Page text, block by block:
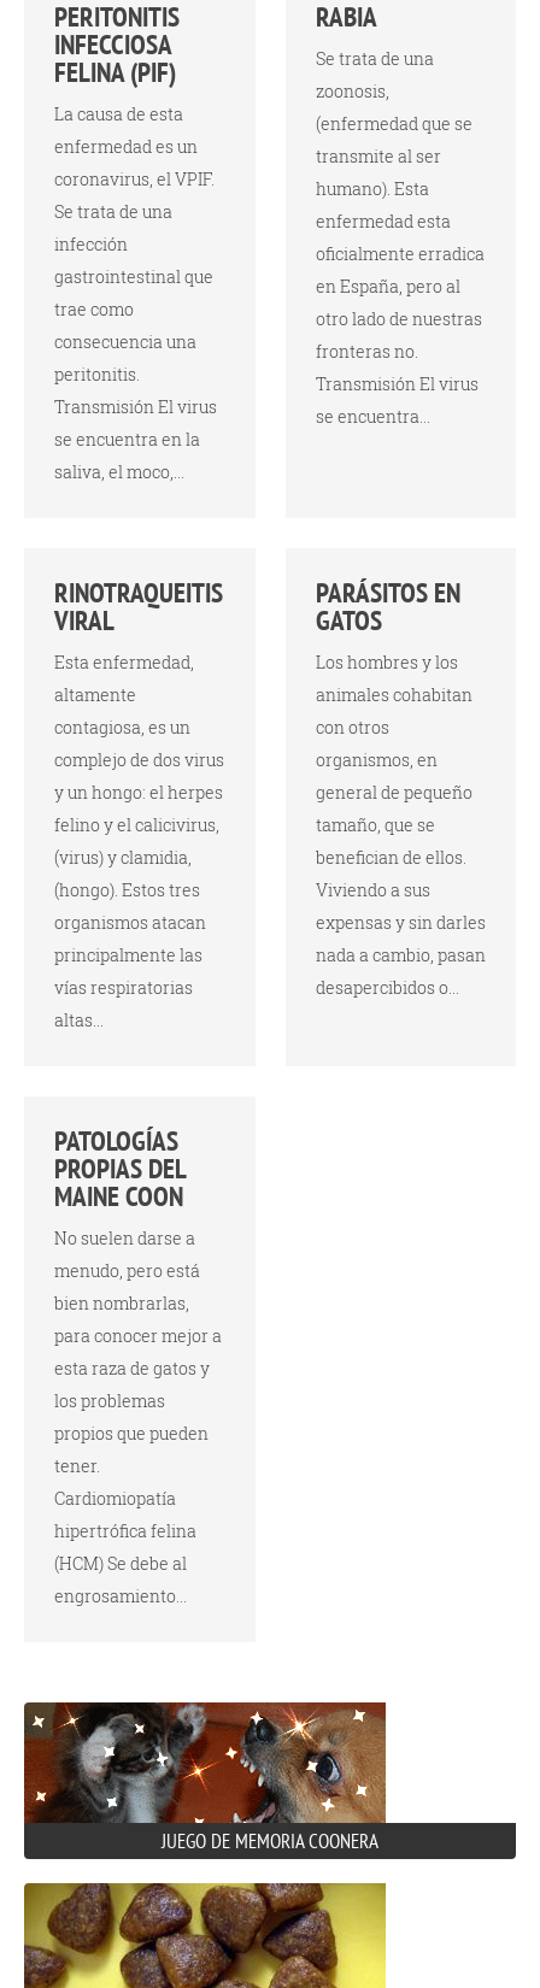
PERITONITIS
INFECCIOSA
FELINA (PIF)
La causa de esta
enfermedad es un
coronavirus, el VPIF.
Se trata de una
infección
gastrointestinal que
trae como
consecuencia una
peritonitis.
Transmisión El virus
se encuentra en la
saliva, el moco,...
RABIA
Se trata de una
zoonosis,
(enfermedad que se
transmite al ser
humano). Esta
enfermedad esta
oficialmente erradica
en España, pero al
otro lado de nuestras
fronteras no.
Transmisión El virus
se encuentra...
RINOTRAQUEITIS
VIRAL
Esta enfermedad,
altamente
contagiosa, es un
complejo de dos virus
y un hongo: el herpes
felino y el calicivirus,
(virus) y clamidia,
(hongo). Estos tres
organismos atacan
principalmente las
vías respiratorias
altas...
PARÁSITOS EN
GATOS
Los hombres y los
animales cohabitan
con otros
organismos, en
general de pequeño
tamaño, que se
benefician de ellos.
Viviendo a sus
expensas y sin darles
nada a cambio, pasan
desapercibidos o...
PATOLOGÍAS
PROPIAS DEL
MAINE COON
No suelen darse a
menudo, pero está
bien nombrarlas,
para conocer mejor a
esta raza de gatos y
los problemas
propios que pueden
tener.
Cardiomiopatía
hipertrófica felina
(HCM) Se debe al
engrosamiento...
JUEGO DE MEMORIA COONERA